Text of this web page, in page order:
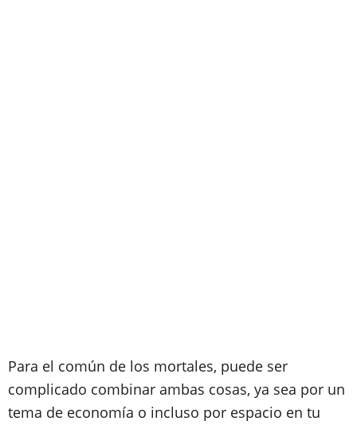
Para el común de los mortales, puede ser
complicado combinar ambas cosas, ya sea por un
tema de economía o incluso por espacio en tu